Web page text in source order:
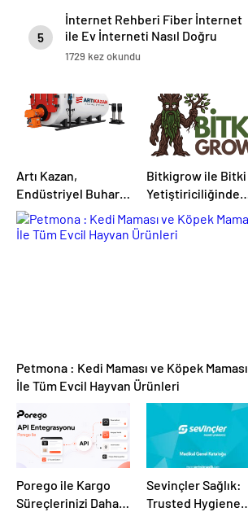
5
İnternet Rehberi Fiber İnternet
ile Ev İnterneti Nasıl Doğru
Seçilir
1729 kez okundu
Artı Kazan,
Endüstriyel Buhar
Kazanı
Çözümleriyle
Bitkigrow ile Bitki
Yetiştiriciliğinde
Doğru Ekipman ve
Ürün Seçimi
Petmona : Kedi Maması ve Köpek Maması
İle Tüm Evcil Hayvan Ürünleri
Porego ile Kargo
Süreçlerinizi Daha
Sevinçler Sağlık:
Trusted Hygiene